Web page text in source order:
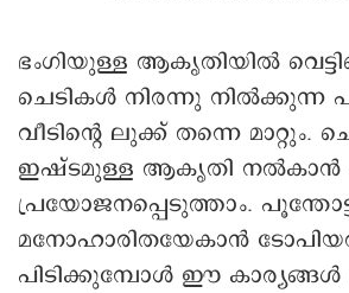
ഭംഗിയുള്ള ആകൃതിയിൽ
ചെടികൾ നിരന്നു നിൽക്കുന്ന
വീടിന്റെ ലുക്ക് തന്നെ മാറ്റും.
ഇഷ്ടമുള്ള ആകൃതി നൽകാൻ
പ്രയോജനപ്പെടുത്താം.
മനോഹാരിതയേകാൻ
പിടിക്കുമ്പോൾ ഈ കാര്യങ്ങൾ